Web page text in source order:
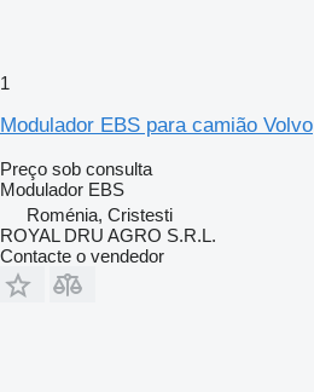
1
Modulador EBS para camião Volvo
Preço sob consulta
Modulador EBS
Roménia, Cristesti
ROYAL DRU AGRO S.R.L.
Contacte o vendedor